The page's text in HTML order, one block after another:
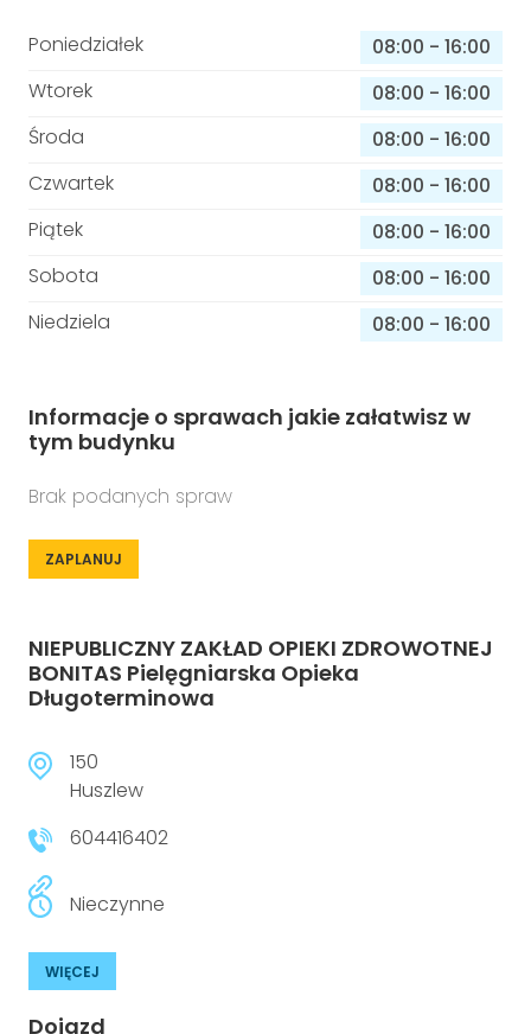
Poniedziałek 08:00 - 16:00
Wtorek
08:00 - 16:00
Środa
08:00 - 16:00
Czwartek
08:00 - 16:00
Piątek
08:00 - 16:00
Sobota
08:00 - 16:00
Niedziela
08:00 - 16:00
Informacje o sprawach jakie załatwisz w
tym budynku
Brak podanych spraw
ZAPLANUJ
NIEPUBLICZNY ZAKŁAD OPIEKI ZDROWOTNEJ
BONITAS Pielęgniarska Opieka
Długoterminowa
150
Huszlew
604416402
Nieczynne
WIĘCEJ
Dojazd